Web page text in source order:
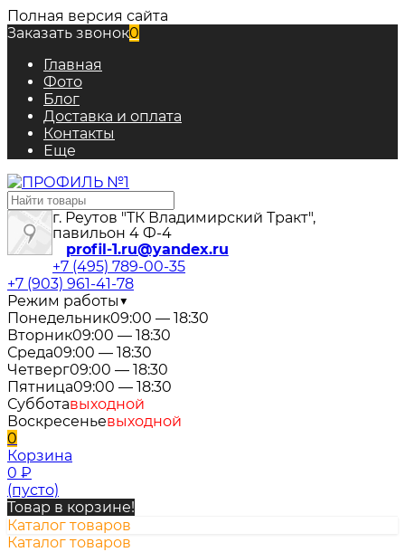
Полная версия сайта
Заказать звонок0
Главная
Фото
Блог
Доставка и оплата
Контакты
Еще
г. Реутов "ТК Владимирский Тракт",
павильон 4 Ф-4
profil-1.ru@yandex.ru
+7 (495) 789-00-35
+7 (903) 961-41-78
Режим работы▼
Понедельник09:00 — 18:30
Вторник09:00 — 18:30
Среда09:00 — 18:30
Четверг09:00 — 18:30
Пятница09:00 — 18:30
Субботавыходной
Воскресеньевыходной
0
Корзина
0 ₽
(пусто)
Товар в корзине!
Каталог товаров
Каталог товаров